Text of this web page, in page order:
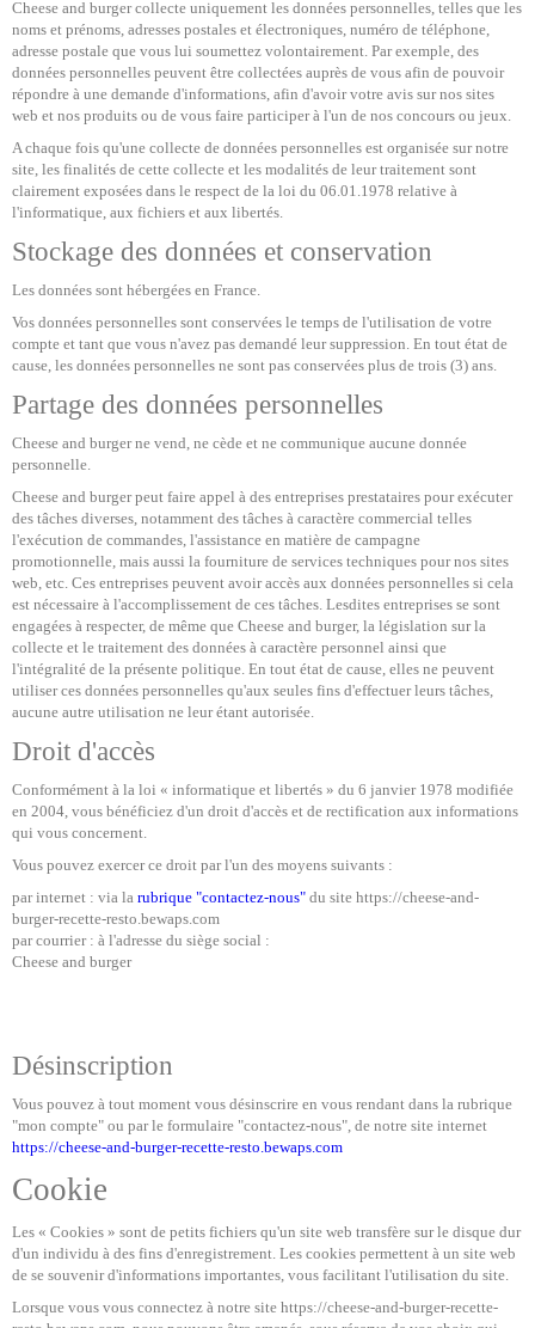
Cheese and burger collecte uniquement les données personnelles, telles que les
noms et prénoms, adresses postales et électroniques, numéro de téléphone,
adresse postale que vous lui soumettez volontairement. Par exemple, des
données personnelles peuvent être collectées auprès de vous afin de pouvoir
répondre à une demande d'informations, afin d'avoir votre avis sur nos sites
web et nos produits ou de vous faire participer à l'un de nos concours ou jeux.
A chaque fois qu'une collecte de données personnelles est organisée sur notre
site, les finalités de cette collecte et les modalités de leur traitement sont
clairement exposées dans le respect de la loi du 06.01.1978 relative à
l'informatique, aux fichiers et aux libertés.
Stockage des données et conservation
Les données sont hébergées en France.
Vos données personnelles sont conservées le temps de l'utilisation de votre
compte et tant que vous n'avez pas demandé leur suppression. En tout état de
cause, les données personnelles ne sont pas conservées plus de trois (3) ans.
Partage des données personnelles
Cheese and burger ne vend, ne cède et ne communique aucune donnée
personnelle.
Cheese and burger peut faire appel à des entreprises prestataires pour exécuter
des tâches diverses, notamment des tâches à caractère commercial telles
l'exécution de commandes, l'assistance en matière de campagne
promotionnelle, mais aussi la fourniture de services techniques pour nos sites
web, etc. Ces entreprises peuvent avoir accès aux données personnelles si cela
est nécessaire à l'accomplissement de ces tâches. Lesdites entreprises se sont
engagées à respecter, de même que Cheese and burger, la législation sur la
collecte et le traitement des données à caractère personnel ainsi que
l'intégralité de la présente politique. En tout état de cause, elles ne peuvent
utiliser ces données personnelles qu'aux seules fins d'effectuer leurs tâches,
aucune autre utilisation ne leur étant autorisée.
Droit d'accès
Conformément à la loi « informatique et libertés » du 6 janvier 1978 modifiée
en 2004, vous bénéficiez d'un droit d'accès et de rectification aux informations
qui vous concernent.
Vous pouvez exercer ce droit par l'un des moyens suivants :
par internet : via la rubrique "contactez-nous" du site https://cheese-and-
burger-recette-resto.bewaps.com
par courrier : à l'adresse du siège social :
Cheese and burger
Désinscription
Vous pouvez à tout moment vous désinscrire en vous rendant dans la rubrique
"mon compte" ou par le formulaire "contactez-nous", de notre site internet
https://cheese-and-burger-recette-resto.bewaps.com
Cookie
Les « Cookies » sont de petits fichiers qu'un site web transfère sur le disque dur
d'un individu à des fins d'enregistrement. Les cookies permettent à un site web
de se souvenir d'informations importantes, vous facilitant l'utilisation du site.
Lorsque vous vous connectez à notre site https://cheese-and-burger-recette-